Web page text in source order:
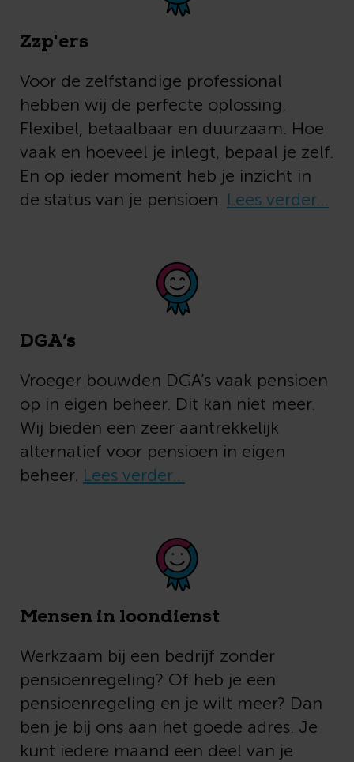
Zzp'ers
Voor de zelfstandige professional
hebben wij de perfecte oplossing.
Flexibel, betaalbaar en duurzaam. Hoe
vaak en hoeveel je inlegt, bepaal je zelf.
En op ieder moment heb je inzicht in
de status van je pensioen. Lees verder…
DGA’s
Vroeger bouwden DGA’s vaak pensioen
op in eigen beheer. Dit kan niet meer.
Wij bieden een zeer aantrekkelijk
alternatief voor pensioen in eigen
beheer. Lees verder…
Mensen in loondienst
Werkzaam bij een bedrijf zonder
pensioenregeling? Of heb je een
pensioenregeling en je wilt meer? Dan
ben je bij ons aan het goede adres. Je
kunt iedere maand een deel van je